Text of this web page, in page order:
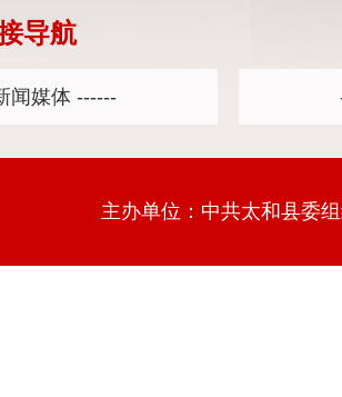
导航
主办单位：中共太和县委